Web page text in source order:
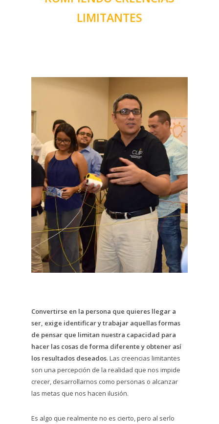
LIMITANTES
Convertirse en la persona que quieres llegar a
ser, exige identificar y trabajar aquellas formas
de pensar que limitan nuestra capacidad para
hacer las cosas de forma diferente y obtener así
los resultados deseados. Las creencias limitantes
son una percepción de la realidad que nos impide
crecer, desarrollarnos como personas o alcanzar
las metas que nos hacen ilusión.
Es algo que realmente no es cierto, pero al serlo